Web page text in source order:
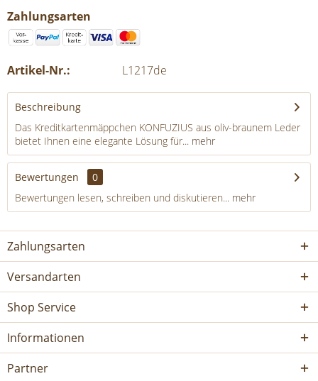
Zahlungsarten
Artikel-Nr.: L1217de
Beschreibung
Das Kreditkartenmäppchen KONFUZIUS aus oliv-braunem Leder
bietet Ihnen eine elegante Lösung für... mehr
Bewertungen
0
Bewertungen lesen, schreiben und diskutieren... mehr
Zahlungsarten
Versandarten
Shop Service
Informationen
Partner